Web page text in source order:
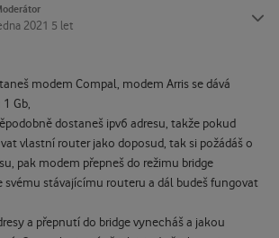
2021 5 let
modem Compal, modem Arris se dává
Gb,
dostaneš ipv6 adresu, takže pokud
vlastní router jako doposud, tak si požádáš o
pak modem přepneš do režimu bridge
svému stávajícímu routeru a dál budeš fungovat
a přepnutí do bridge vynecháš a jakou